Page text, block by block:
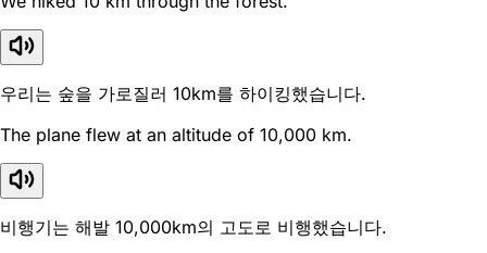
우리는 숲을 가로질러 10km를 하이킹했습니다.
The plane flew at an altitude of 10,000 km.
비행기는 해발 10,000km의 고도로 비행했습니다.